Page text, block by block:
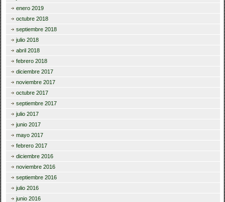
enero 2019
octubre 2018
septiembre 2018
julio 2018
abril 2018
febrero 2018
diciembre 2017
noviembre 2017
octubre 2017
septiembre 2017
julio 2017
junio 2017
mayo 2017
febrero 2017
diciembre 2016
noviembre 2016
septiembre 2016
julio 2016
junio 2016